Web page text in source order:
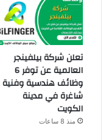
تعلن شركة بيلفينجر
العالمية عن توفر 6
وظائف هندسية وفنية
شاغرة في مدينة
الكويت
منذ 8 ساعات